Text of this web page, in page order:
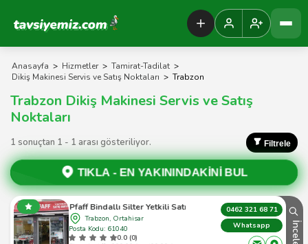
Tavsiyemiz Anasayfa
Anasayfa > Hizmetler > Tamirat-Tadilat >
Dikiş Makinesi Servis ve Satış Noktaları > Trabzon
Trabzon Dikiş Makinesi Servis ve Satış
Noktaları
1 sonuçtan 1 - 1 arası gösteriliyor. Filtrele
TIKLA - EN YAKININDAKİNİ BUL
Singer Pfaff Bindallı Silter Yetkili Satış Ve Servisi
Trabzon, Ortahisar
Posta Kodu: 61040
0.0 (0)
0462 321 68 71
Whatsapp
İncele